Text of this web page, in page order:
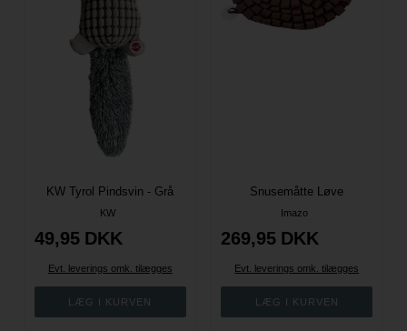
KW Tyrol Pindsvin - Grå
KW
49,95 DKK
Evt. leverings omk. tilægges
Snusemåtte Løve
Imazo
269,95 DKK
Evt. leverings omk. tilægges